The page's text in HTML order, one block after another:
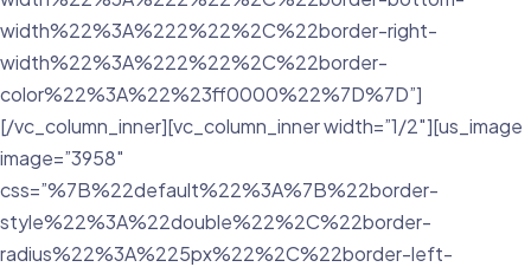
width%22%3A%222%22%2C%22border-right-
width%22%3A%222%22%2C%22border-
color%22%3A%22%23ff0000%22%7D%7D”]
[/vc_column_inner][vc_column_inner width=”1/2″][us_image
image=”3958″
css=”%7B%22default%22%3A%7B%22border-
style%22%3A%22double%22%2C%22border-
radius%22%3A%225px%22%2C%22border-left-